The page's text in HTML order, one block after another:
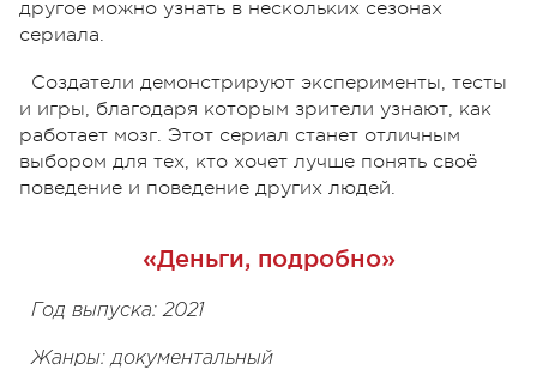
другое можно узнать в нескольких сезонах
сериала.
Создатели демонстрируют эксперименты, тесты
и игры, благодаря которым зрители узнают, как
работает мозг. Этот сериал станет отличным
выбором для тех, кто хочет лучше понять своё
поведение и поведение других людей.
«Деньги, подробно»
Год выпуска: 2021
Жанры: документальный